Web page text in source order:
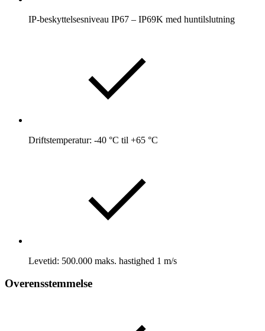
IP-beskyttelsesniveau IP67 – IP69K med huntilslutning
Driftstemperatur: -40 °C til +65 °C
Levetid: 500.000 maks. hastighed 1 m/s
Overensstemmelse